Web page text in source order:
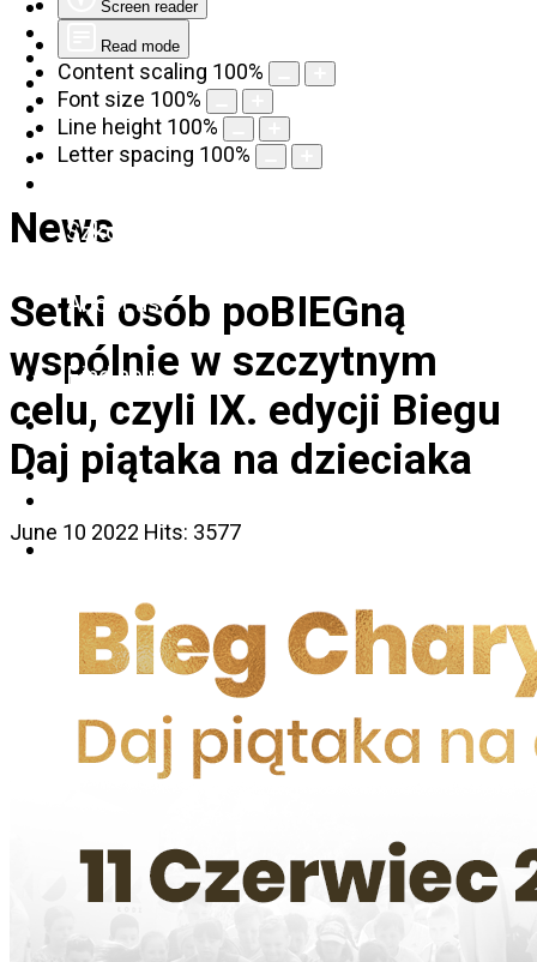
Screen reader
Read mode
Content scaling 100%
Font size 100%
Line height 100%
Letter spacing 100%
Szkolenia
About us
Find help
Get involved
News
Setki osób poBIEGną
wspólnie w szczytnym
celu, czyli IX. edycji Biegu
Daj piątaka na dzieciaka
June 10 2022 Hits: 3577